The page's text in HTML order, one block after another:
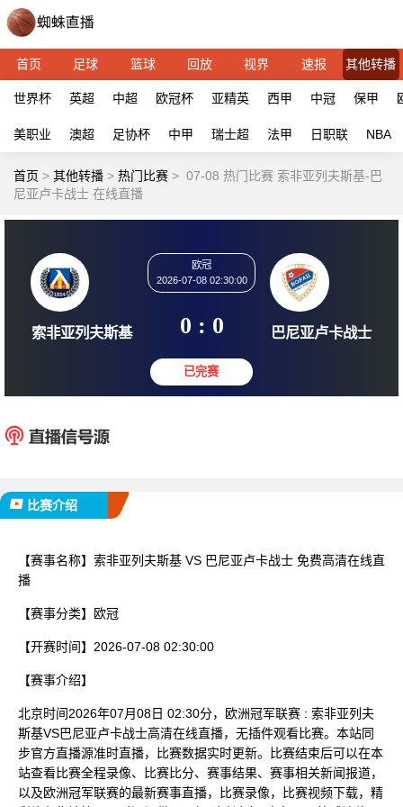
首页 足球 篮球 回放 视界 速报 其他转播
世界杯 英超 中超 欧冠杯 亚精英 西甲 中冠 保甲
美职业 澳超 足协杯 中甲 瑞士超 法甲 日职联 NBA
首页 > 其他转播 > 热门比赛 > 07-08 热门比赛 索非亚列夫斯基-巴
尼亚卢卡战士 在线直播
2026-07-08 02:30:00
0 : 0
比赛介绍
【赛事名称】 索非亚列夫斯基 VS 巴尼亚卢卡战士 免费高清在线直
播
【赛事分类】 欧冠
【开赛时间】 2026-07-08 02:30:00
【赛事介绍】
北京时间2026年07月08日 02:30分，欧洲冠军联赛 : 索非亚列夫
斯基VS巴尼亚卢卡战士高清在线直播，无插件观看比赛。本站同
步官方直播源准时直播，比赛数据实时更新。比赛结束后可以在本
站查看比赛全程录像、比赛比分、赛事结果、赛事相关新闻报道，
以及欧洲冠军联赛的最新赛事直播，比赛录像，比赛视频下载，精